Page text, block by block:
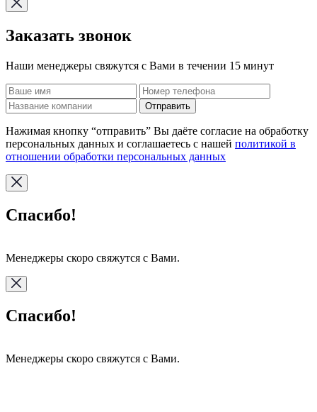
Заказать звонок
Наши менеджеры свяжутся с Вами в течении 15 минут
Отправить
Нажимая кнопку “отправить” Вы даёте согласие на обработку
персональных данных и соглашаетесь с нашей политикой в
отношении обработки персональных данных
Спасибо!
Менеджеры скоро свяжутся с Вами.
Спасибо!
Менеджеры скоро свяжутся с Вами.